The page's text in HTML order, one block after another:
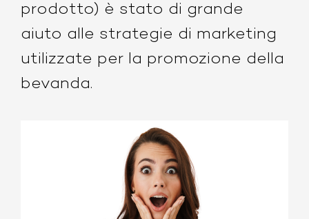
prodotto) è stato di grande
aiuto alle strategie di marketing
utilizzate per la promozione della
bevanda.